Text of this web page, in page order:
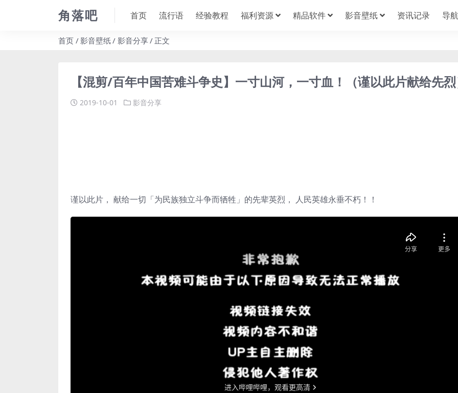
角落吧 首页 流行语 经验教程 福利资源 精品软件 影音壁纸 资讯记录 导航
首页 影音壁纸 影音分享 正文
【混剪/百年中国苦难斗争史】一寸山河，一寸血！（谨以此片献给先烈
2019-10-01 影音分享
谨以此片， 献给一切「为民族独立斗争而牺牲」的先辈英烈， 人民英雄永垂不朽！！